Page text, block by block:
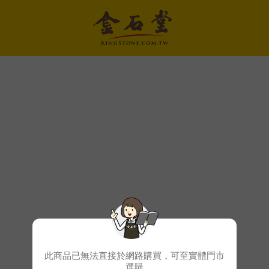
此商品已無法直接於網路購買，可至實體門市
選購